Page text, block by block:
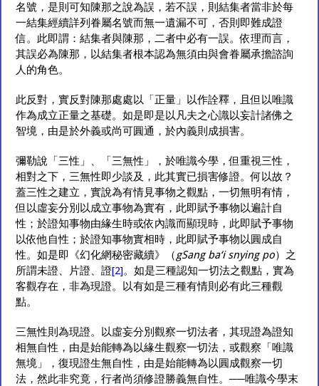
名號，是則可知陳那之說為誤，若不誤，則結集者當非於每
一結集經續詳列眷屬名號而無一遺漏不可，否則即難成證
信。此即謂：結集者與陳那，二者中必有一誤。依理而言，
其誤必為陳那，以結集者根本認為無須由與會眷屬承擔諮詢
人的角色。
此反對，實反對陳那處處以「正量」以作詮釋，且但以唯識
作為成立正量之基礎。如是即是以凡夫之心識以妄計諸佛之
智境，由是於外義或尚可圓通，於內義則成損害。
彌勒說「三性」、「三無性」，於唯識今學，但重視三性，
相對之下，三無性即少談及，此其實已損害修證。何以故？
蓋三性之建立，實說為有情見事物之觀點，一切無明有情，
但以虛妄分別以成立事物為實有，此即賦予事物以遍計自
性；於證知事物由緣生時或依內識而顯現時，此即賦予事物
以依他自性；於證知事物實相時，此即賦予事物以圓成自
性。如是即《幻化網秘密藏續》（gSang ba‘i snying po）之
所謂未證、片證、證[2]。如是三種認知一切法之觀點，實為
客觀存在，非為現證。以有如是三種有情則必有此三種觀
點。
三無性則為現證。以虛妄分別觀察一切法者，其現證為證知
相無自性，由是始能轉為以緣生觀察一切法，或觀察「唯識
無境」，復現證生無自性，由是始能轉為以圓成觀察一切
法，然此非究竟，行者尚須修證勝義無自性。──唯識今學末